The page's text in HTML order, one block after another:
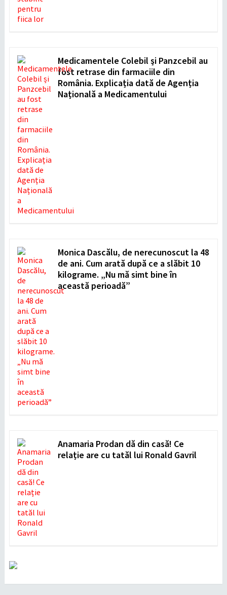
Medicamentele Colebil și Panzcebil au
fost retrase din farmaciile din
România. Explicația dată de Agenția
Națională a Medicamentului
Monica Dascălu, de nerecunoscut la 48
de ani. Cum arată după ce a slăbit 10
kilograme. „Nu mă simt bine în
această perioadă”
Anamaria Prodan dă din casă! Ce
relație are cu tatăl lui Ronald Gavril